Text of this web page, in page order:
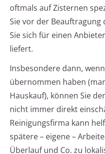
oftmals auf Zisternen
Sie vor der
Sie sich für einen
liefert.
Insbesondere dann,
übernommen haben
Hauskauf), können Sie
nicht immer direkt
Reinigungsfirma kann
spätere – eigene –
Überlauf und Co. zu